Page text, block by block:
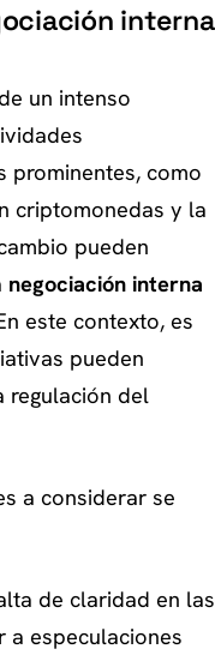
interna
un intenso
prominentes, como
criptomonedas y la
pueden
negociación interna
este contexto, es
pueden
regulación del
a considerar se
de claridad en las
a especulaciones